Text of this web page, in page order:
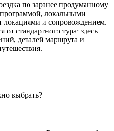
по заранее продуманному
локальными
локациями и сопровождением.
от стандартного тура: здесь
деталей маршрута и
выбрать?